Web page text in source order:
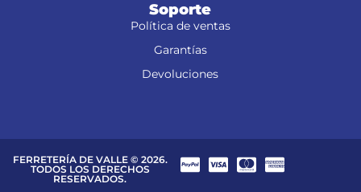
Soporte
Política de ventas
Garantías
Devoluciones
FERRETERÍA DE VALLE © 2026.
TODOS LOS DERECHOS
RESERVADOS.